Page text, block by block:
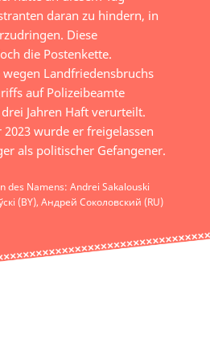
daran zu hindern, in
Diese
die Postenkette.
Landfriedensbruchs
auf Polizeibeamte
Jahren Haft verurteilt.
wurde er freigelassen
als politischer Gefangener.
des Namens: Andrei Sakalouski
(BY), Андрей Соколовский (RU)